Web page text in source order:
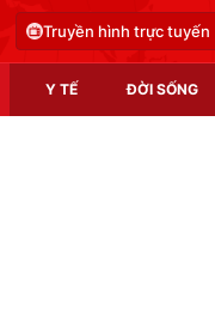
Truyền hình trực tuyến
Y TẾ ĐỜI SỐNG